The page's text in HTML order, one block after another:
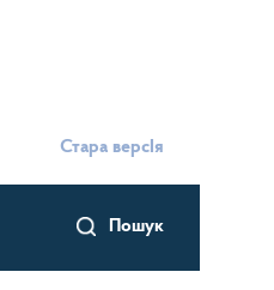
Стара версІя
Пошук